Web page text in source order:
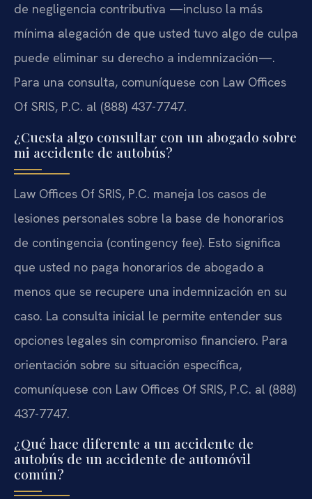
de negligencia contributiva —incluso la más
mínima alegación de que usted tuvo algo de culpa
puede eliminar su derecho a indemnización—.
Para una consulta, comuníquese con Law Offices
Of SRIS, P.C. al (888) 437-7747.
¿Cuesta algo consultar con un abogado sobre
mi accidente de autobús?
Law Offices Of SRIS, P.C. maneja los casos de
lesiones personales sobre la base de honorarios
de contingencia (contingency fee). Esto significa
que usted no paga honorarios de abogado a
menos que se recupere una indemnización en su
caso. La consulta inicial le permite entender sus
opciones legales sin compromiso financiero. Para
orientación sobre su situación específica,
comuníquese con Law Offices Of SRIS, P.C. al (888)
437-7747.
¿Qué hace diferente a un accidente de
autobús de un accidente de automóvil
común?